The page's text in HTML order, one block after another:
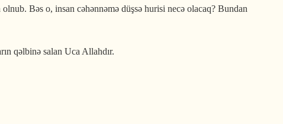
Bəs o, insan cəhənnəmə düşsə hurisi necə olacaq? Bundan
qəlbinə salan Uca Allahdır.